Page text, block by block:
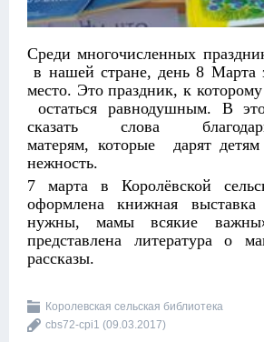
Среди многочисленных
в нашей стране, день 8 Марта
место. Это праздник, к
остаться равнодушным. В
сказать слова
матерям, которые дарят
нежность.
7 марта в Королёвской
оформлена книжная
нужны, мамы всякие
представлена литература о
рассказы.
Королевская сельская библиотека
cbs72-cpi1 (09.03.2017)